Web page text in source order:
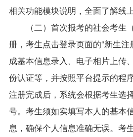
相关功能模块说明，全面了解线
（二）首次报考的社会考生
册，考生点击登录页面的“新生
成基本信息录入、电子相片上传
份认证等，并按照平台提示的程
注册完成后，系统会根据考生选
号。 考生须如实填写本人的基本
息，确保个人信息准确无误。 考